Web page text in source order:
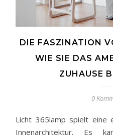
DIE FASZINATION
WIE SIE DAS
ZUHAUSE
0
Licht 365lamp spielt eine
Innenarchitektur. Es